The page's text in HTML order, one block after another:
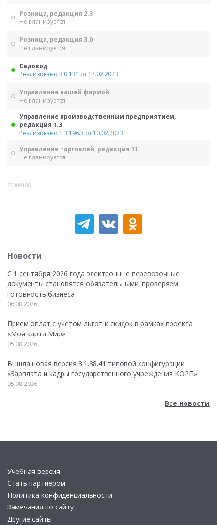
Розница, редакция 2.3
Не планируется
Розница, редакция 3.0
Не планируется
Садовод
Реализовано 3.0.131 от 17.02.2023
Управление нашей фирмой
Не планируется
Управление производственным предприятием,
редакция 1.3
Реализовано 1.3.196.3 от 10.02.2023
Управление торговлей, редакция 11
Не планируется
70000186
Новости
С 1 сентября 2026 года электронные перевозочные
документы становятся обязательными: проверяем
готовность бизнеса
06.08.2026
Прием оплат с учетом льгот и скидок в рамках проекта
«Моя карта Мир»
05.08.2026
Вышла новая версия 3.1.38.41 типовой конфигурации
«Зарплата и кадры государственного учреждения КОРП»
05.08.2026
Все новости
Учебная версия
Стать партнером
Политика конфиденциальности
Замечания по сайту
Другие сайты